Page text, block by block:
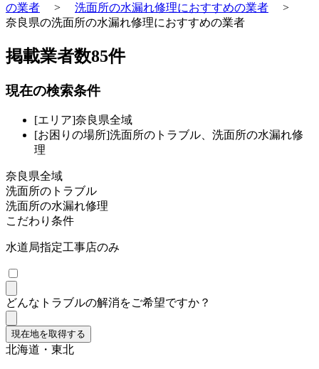
の業者 > 洗面所の水漏れ修理におすすめの業者 >
奈良県の洗面所の水漏れ修理におすすめの業者
掲載業者数85件
現在の検索条件
[エリア]奈良県全域
[お困りの場所]洗面所のトラブル、洗面所の水漏れ修
理
奈良県全域
洗面所のトラブル
洗面所の水漏れ修理
こだわり条件
水道局指定工事店のみ
どんなトラブルの解消をご希望ですか？
現在地を取得する
北海道・東北